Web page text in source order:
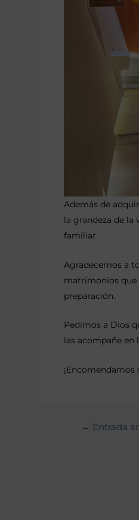
Además de
la grandeza de
familiar.
Agradecemos a
matrimonios que
preparación.
Pedimos a Dios
las acompañe en
← Entrada